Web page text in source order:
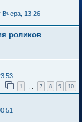
Вчера, 13:26
роликов
1 7 8 9 10